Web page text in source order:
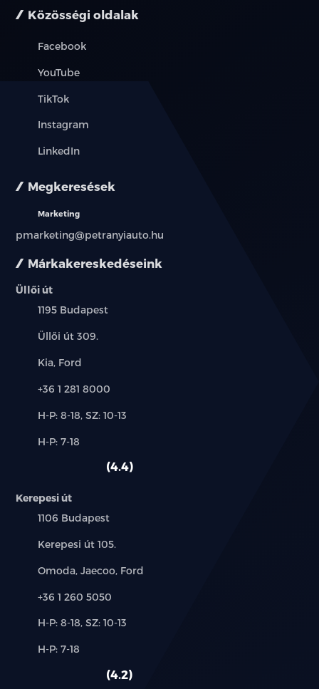
Márkakereskedéseink
Üllői út
Település:
1195 Budapest
Cím:
Üllői út 309.
Márkák:
Kia, Ford
Telefon:
+36 1 281 8000
Új-
használt
H-P: 8-18, SZ: 10-13
Alkatrész,
H-P: 7-18
4.4
Kerepesi út
Település:
1106 Budapest
Cím:
Kerepesi út 105.
Márkák:
Omoda, Jaecoo, Ford
Telefon:
+36 1 260 5050
Új-
használt
H-P: 8-18, SZ: 10-13
Alkatrész,
H-P: 7-18
4.2
Közösségi oldalak
Facebook
YouTube
TikTok
Instagram
LinkedIn
Megkeresések
Marketing
pmarketing@petranyiauto.hu